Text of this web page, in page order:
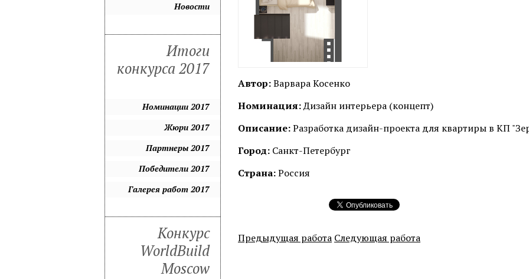
Автор:Варвара Косенко
Номинация:Дизайн интерьера (концепт)
Описание:Разработка дизайн-проекта для квартиры в КП
Город: Санкт-Петербург
Страна:Россия
Предыдущая работа Следующая работа
Новости
Итоги
конкурса 2017
Номинации 2017
Жюри 2017
Партнеры 2017
Победители 2017
Галерея работ 2017
Конкурс
WorldBuild
Moscow